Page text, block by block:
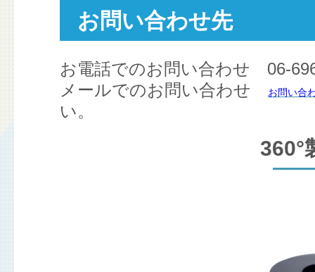
お問い合わせ先
お電話でのお問い合わせ 06-
メールでのお問い合わせ
お問い合
い。
360°